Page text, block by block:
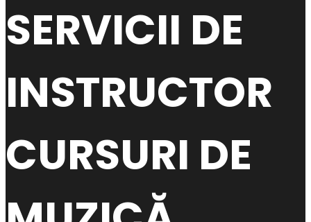
SERVICII DE
INSTRUCTOR
CURSURI DE